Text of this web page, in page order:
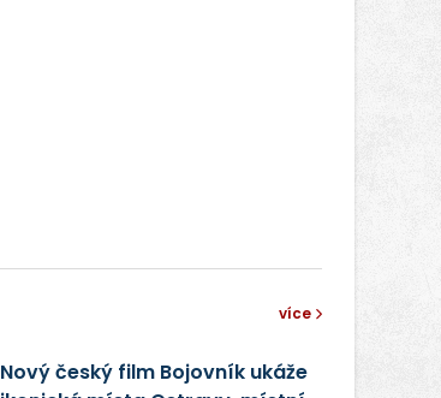
více
Nový český film Bojovník ukáže